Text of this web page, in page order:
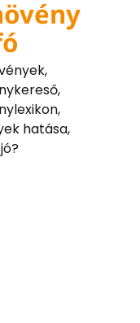
hatása,